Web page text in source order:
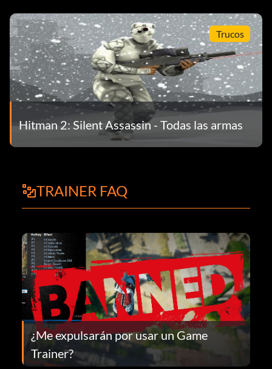
Trucos
Hitman 2: Silent Assassin - Todas las armas
TRAINER FAQ
¿Me expulsarán por usar un Game
Trainer?